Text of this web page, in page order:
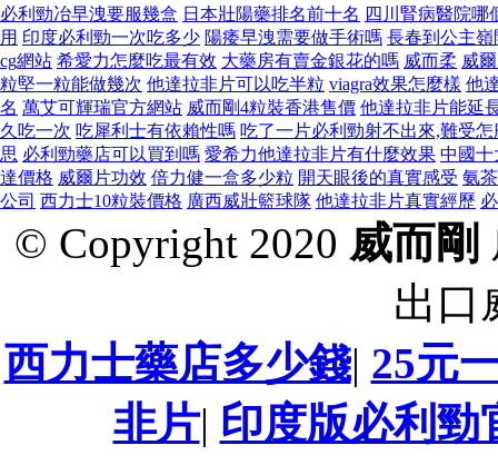
必利勁冶早洩要服幾盒 日本壯陽藥排名前十名 四川腎病醫院哪
用 印度必利勁一次吃多少 陽痿早洩需要做手術嗎 長春到公主嶺
cg網站 希愛力怎麼吃最有效 大藥房有賣金銀花的嗎 威而柔 威
粒堅一粒能做幾次 他達拉非片可以吃半粒 viagra效果怎麼樣 他
名 萬艾可輝瑞官方網站 威而剛4粒裝香港售價 他達拉非片能延
久吃一次 吃犀利士有依賴性嗎 吃了一片必利勁射不出來,難受怎
思 必利勁藥店可以買到嗎 愛希力他達拉非片有什麼效果 中國十
達價格 威爾片功效 倍力健一盒多少粒 開天眼後的真實感受 氨
公司 西力士10粒裝價格 廣西威壯籃球隊 他達拉非片真實經歷
© Copyright 2020 威而剛
出口
西力士藥店多少錢| 25元
非片| 印度版必利勁